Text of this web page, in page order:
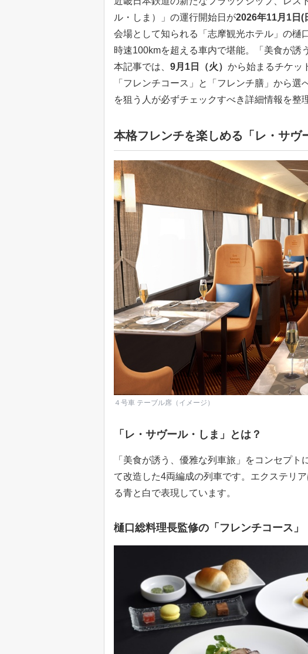
ル・しま）」の運行開始日が2026年11月1日(
会場として知られる「志摩観光ホテル」の樋
時速100kmを超える車内で堪能。「美食が誘
本記事では、 9月1日（火） から始まるチケッ
「フレンチコース」と「フレンチ膳」から選
を狙う人が必ずチェックすべき詳細情報を整
本格フレンチを楽しめる「レ・サヴ
４号車 テーブル席（イメージ）
「レ・サヴール・しま」とは？
「美食が誘う、優雅な列車旅」をコンセプ
て改造した4両編成の列車です。エクステリ
る青と白で表現しています。
樋口総料理長監修の「フレンチコース」